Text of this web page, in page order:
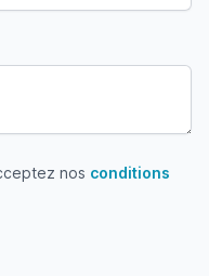
nos conditions
nos conditions